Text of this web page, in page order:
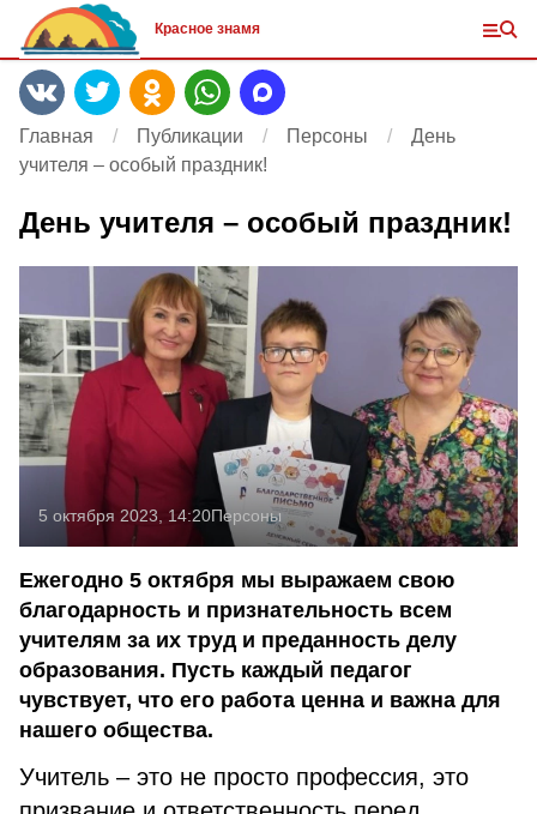
Красное знамя
Главная Публикации Персоны
День
учителя – особый праздник!
День учителя – особый праздник!
5 октября 2023, 14:20Персоны
Ежегодно 5 октября мы выражаем свою
благодарность и признательность всем
учителям за их труд и преданность делу
образования. Пусть каждый педагог
чувствует, что его работа ценна и важна для
нашего общества.
Учитель – это не просто профессия, это